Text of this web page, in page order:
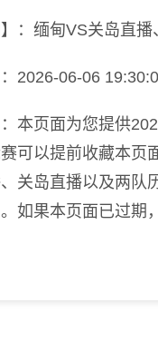
】：缅甸VS关岛直
：2026-06-06
：本页面为您提供
可以提前收藏本页
关岛直播以及两队
如果本页面已过期